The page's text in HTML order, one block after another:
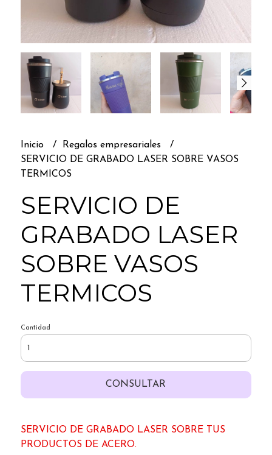
Inicio
Regalos empresariales
SERVICIO DE GRABADO LASER SOBRE VASOS
TERMICOS
SERVICIO DE
GRABADO LASER
SOBRE VASOS
TERMICOS
Cantidad
CONSULTAR
SERVICIO DE GRABADO LASER SOBRE TUS
PRODUCTOS DE ACERO.